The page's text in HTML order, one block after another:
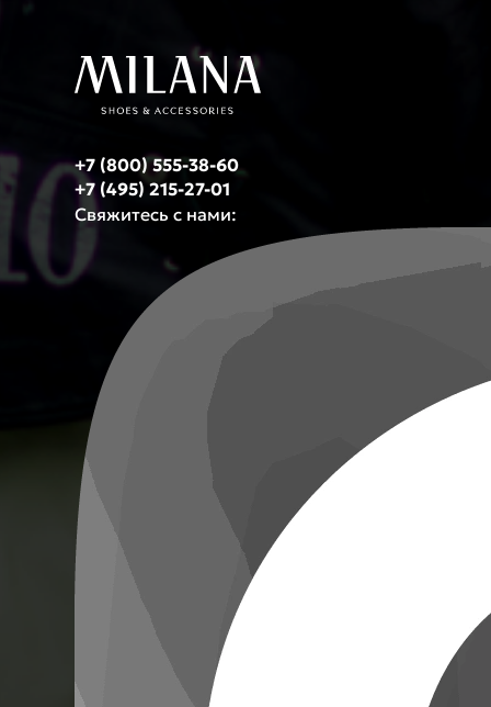
+7 (800) 555-38-60
+7 (495) 215-27-01
Свяжитесь с нами: